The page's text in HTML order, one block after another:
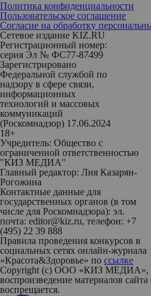
Политика конфиденциальности
Пользовательское соглашение
Согласие на обработку
Сетевое издание KIZ.RU
Регистрационный номер:
серия Эл № ФС77-87499
Зарегистрировано
Федеральной службой по
надзору в сфере связи,
информационных
технологий и массовых
коммуникаций
(Роскомнадзор) 17.06.2024
18+
Учредитель: Общество с
ограниченной ответственностью
"КИЗ МЕДИА"
Главный редактор: Лия Казарян-
Рогожина
Контактные данные для
государственных органов (в том
числе для Роскомнадзора): эл.
почта: editor@kiz.ru, телефон: +7
(495) 22 39 888
Правила проведения конкурсов в
социальных сетях онлайн-журнала
«Красота&Здоровье» по ссылке
Copyright (с) ООО «КИЗ МЕДИА»,
воспроизведение материалов
воспрещается.